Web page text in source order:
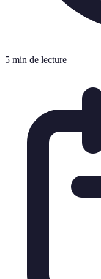
5 min de lecture